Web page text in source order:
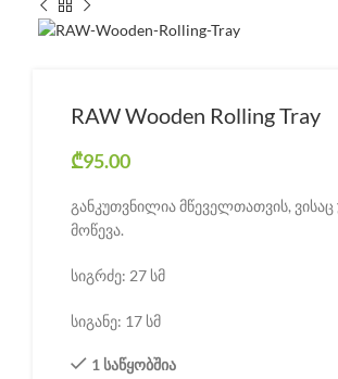
RAW Wooden Rolling Tray
₾95.00
განკუთვნილია მწეველთათვის, ვისაც
მოწევა.
სიგრძე: 27 სმ
სიგანე: 17 სმ
1 საწყობშია